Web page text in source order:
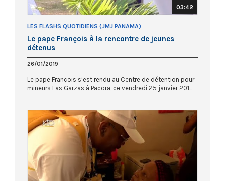
03:42
LES FLASHS QUOTIDIENS (JMJ PANAMA)
Le pape François à la rencontre de jeunes
détenus
26/01/2019
Le pape François s’est rendu au Centre de détention pour
mineurs Las Garzas à Pacora, ce vendredi 25 janvier 201...